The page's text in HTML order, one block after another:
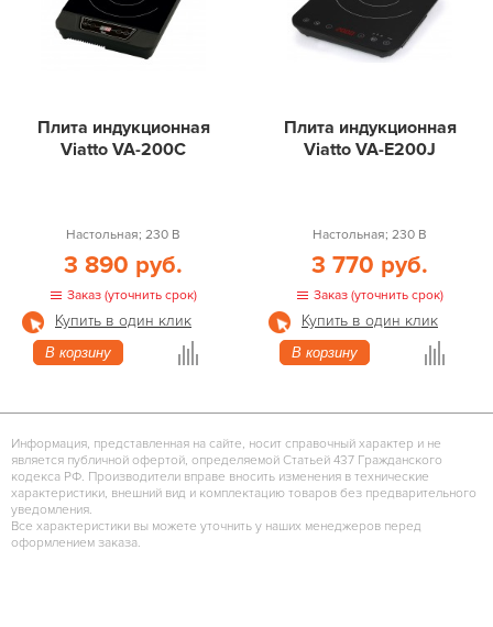
Плита индукционная
Viatto VA-200C
Настольная; 230 В
3 890 руб.
Заказ (уточнить срок)
Купить в один клик
В корзину
Плита индукционная
Viatto VA-E200J
Настольная; 230 В
3 770 руб.
Заказ (уточнить срок)
Купить в один клик
В корзину
Информация, представленная на сайте, носит справочный характер и не
является публичной офертой, определяемой Статьей 437 Гражданского
кодекса РФ. Производители вправе вносить изменения в технические
характеристики, внешний вид и комплектацию товаров без предварительного
уведомления.
Все характеристики вы можете уточнить у наших менеджеров перед
оформлением заказа.